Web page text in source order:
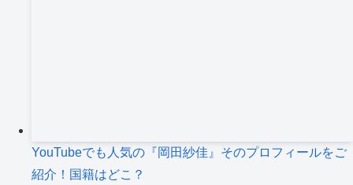
YouTubeでも人気の『岡田紗佳』そのプロフィールをご
紹介！国籍はどこ？